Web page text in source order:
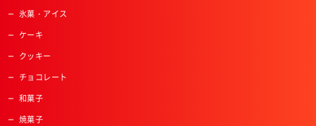
氷菓・アイス
ケーキ
クッキー
チョコレート
和菓子
焼菓子